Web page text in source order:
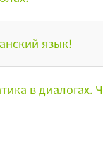
язык!
в диалогах.